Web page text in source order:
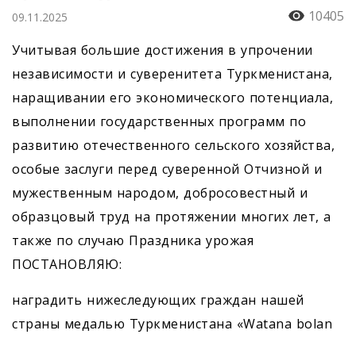
09.11.2025
10405
Учитывая большие достижения в упрочении
независимости и суверенитета Туркменистана,
наращивании его экономического потенциала,
выполнении государственных программ по
развитию отечественного сельского хозяйства,
особые заслуги перед суверенной Отчизной и
мужественным народом, добросовестный и
образцовый труд на протяжении многих лет, а
также по случаю Праздника урожая
ПОСТАНОВЛЯЮ:
наградить нижеследующих граждан нашей
страны медалью Туркменистана «Watana bolan